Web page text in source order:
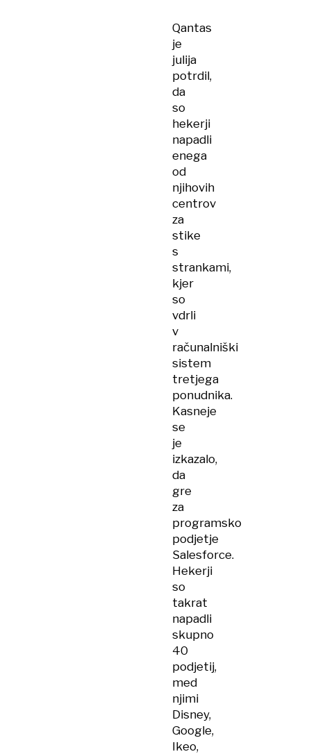
Qantas
je
julija
potrdil,
da
so
hekerji
napadli
enega
od
njihovih
centrov
za
stike
s
strankami,
kjer
so
vdrli
v
računalniški
sistem
tretjega
ponudnika.
Kasneje
se
je
izkazalo,
da
gre
za
programsko
podjetje
Salesforce.
Hekerji
so
takrat
napadli
skupno
40
podjetij,
med
njimi
Disney,
Google,
Ikeo,